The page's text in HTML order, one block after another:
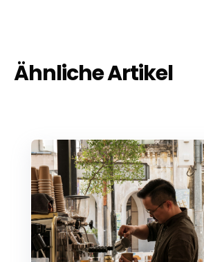
Ähnliche Artikel